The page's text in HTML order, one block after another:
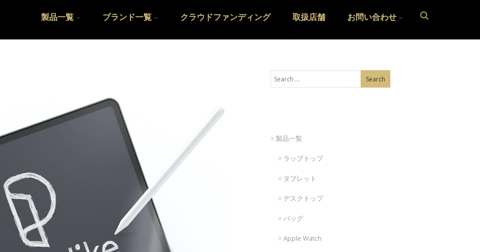
製品一覧 ブランド一覧 クラウドファンディング 取扱店舗 お問い合わせ
製品一覧
ラップトップ
タブレット
デスクトップ
バッグ
Apple Watch